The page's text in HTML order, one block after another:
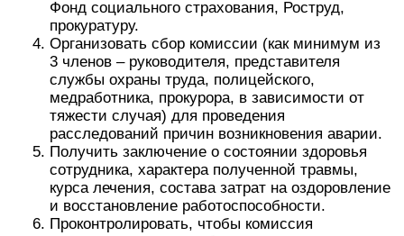
Фонд социального страхования, Роструд,
прокуратуру.
Организовать сбор комиссии (как минимум из
3 членов – руководителя, представителя
службы охраны труда, полицейского,
медработника, прокурора, в зависимости от
тяжести случая) для проведения
расследований причин возникновения аварии.
Получить заключение о состоянии здоровья
сотрудника, характера полученной травмы,
курса лечения, состава затрат на оздоровление
и восстановление работоспособности.
Проконтролировать, чтобы комиссия